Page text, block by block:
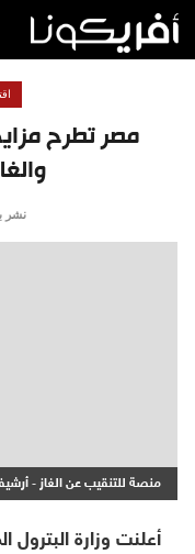
مصر تطرح
والغاز
نشر
منصة للتنقيب عن الغاز -
أعلنت وزارة البترول